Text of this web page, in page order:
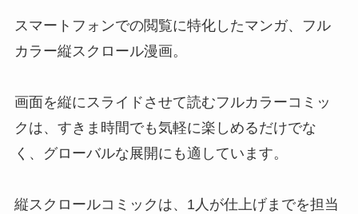
スマートフォンでの閲覧に特化したマンガ、フル
カラー縦スクロール漫画。
画⾯を縦にスライドさせて読むフルカラーコミッ
クは、すきま時間でも気軽に楽しめるだけでな
く、グローバルな展開にも適しています。
縦スクロールコミックは、1⼈が仕上げまでを担当